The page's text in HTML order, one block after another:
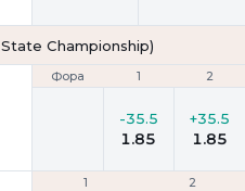
Championship)
Фора 1 2
Фора 1 2
-35.5
1.85
+35.5
1.85
1 2
1 2